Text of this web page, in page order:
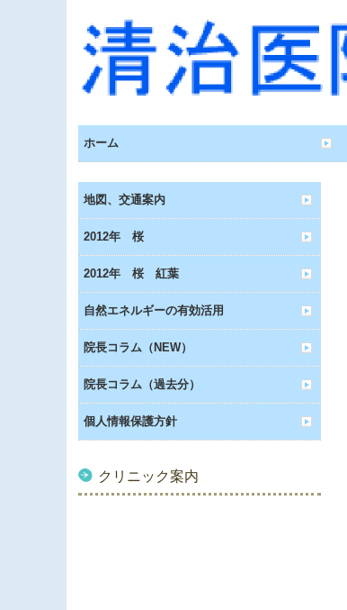
ホーム
地図、交通案内
2012年 桜
2012年 桜 紅葉
自然エネルギーの有効活用
院長コラム（NEW）
院長コラム（過去分）
個人情報保護方針
クリニック案内